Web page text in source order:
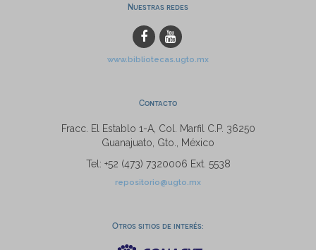
Nuestras redes
www.bibliotecas.ugto.mx
Contacto
Fracc. El Establo 1-A, Col. Marfil C.P. 36250
Guanajuato, Gto., México
Tel: +52 (473) 7320006 Ext. 5538
repositorio@ugto.mx
Otros sitios de interés: